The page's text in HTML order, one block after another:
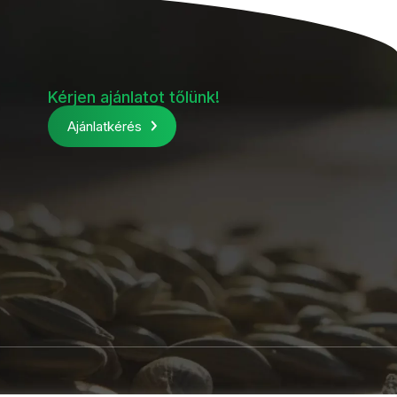
Kérjen ajánlatot tőlünk!
Ajánlatkérés